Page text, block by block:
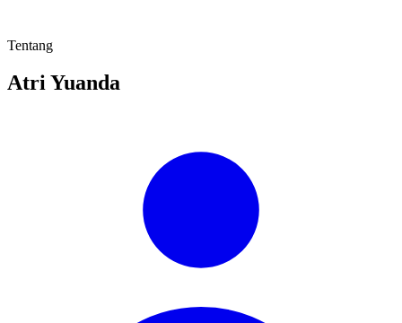
Tentang
Atri Yuanda